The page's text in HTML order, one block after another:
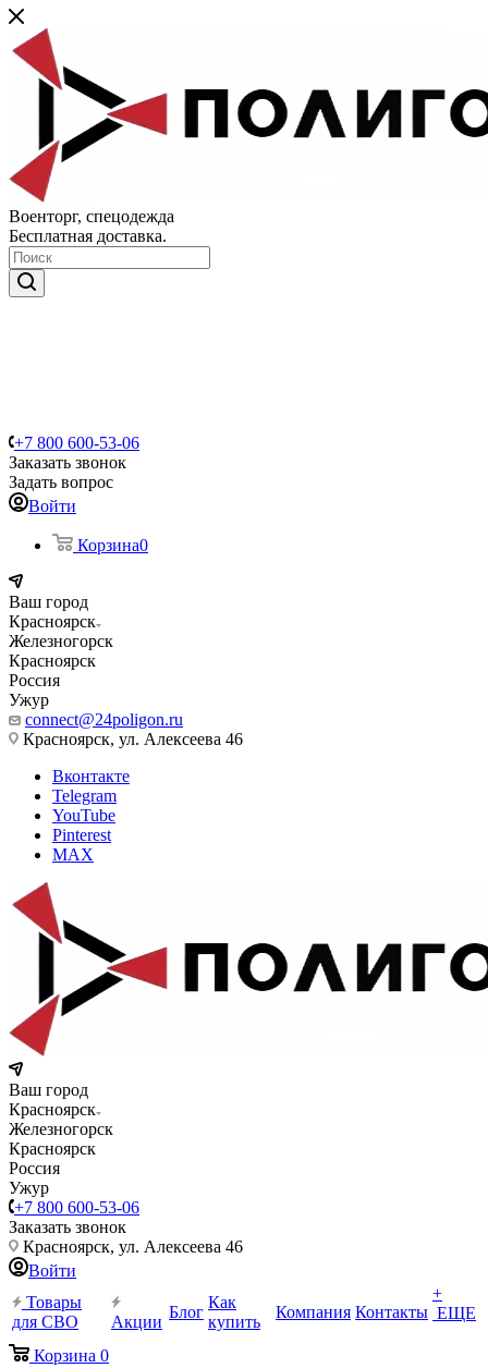
Военторг, спецодежда
Бесплатная доставка.
+7 800 600-53-06
Заказать звонок
Задать вопрос
Войти
Корзина0
Ваш город
Красноярск
Железногорск
Красноярск
Россия
Ужур
connect@24poligon.ru
Красноярск, ул. Алексеева 46
Вконтакте
Telegram
YouTube
Pinterest
MAX
Ваш город
Красноярск
Железногорск
Красноярск
Россия
Ужур
+7 800 600-53-06
Заказать звонок
Красноярск, ул. Алексеева 46
Войти
Товары
для СВО
Акции
Блог
Как
купить
Компания Контакты
+
ЕЩЕ
Корзина 0